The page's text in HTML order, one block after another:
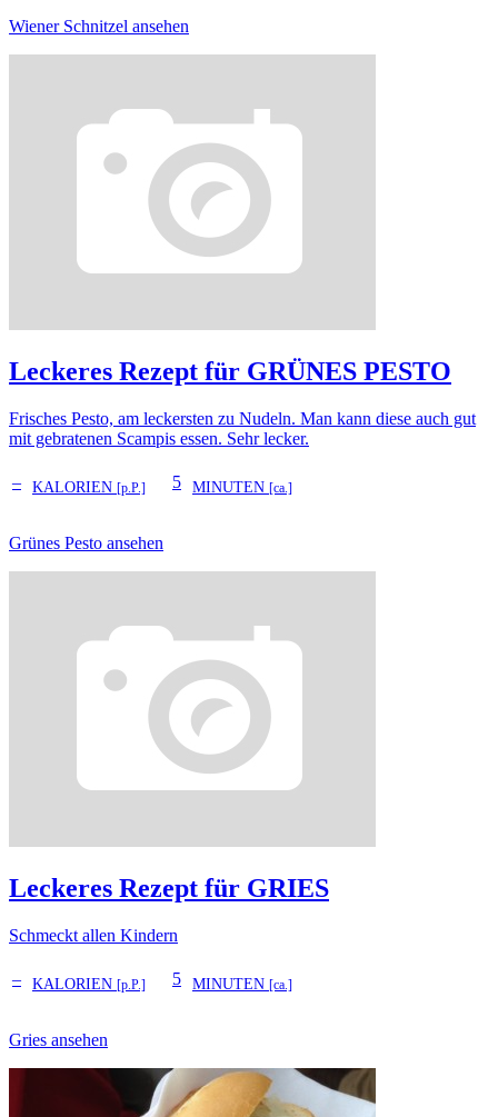
Wiener Schnitzel ansehen
Leckeres Rezept für GRÜNES PESTO
Frisches Pesto, am leckersten zu Nudeln. Man kann diese auch gut
mit gebratenen Scampis essen. Sehr lecker.
– KALORIEN [p.P.] 5 MINUTEN [ca.]
Grünes Pesto ansehen
Leckeres Rezept für GRIES
Schmeckt allen Kindern
– KALORIEN [p.P.] 5 MINUTEN [ca.]
Gries ansehen